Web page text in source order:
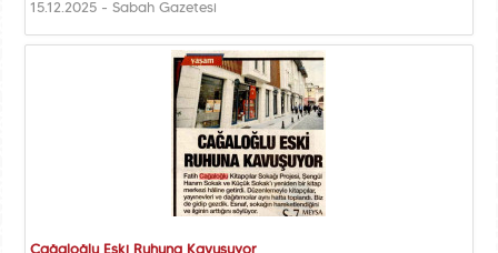
15.12.2025 - Sabah Gazetesi